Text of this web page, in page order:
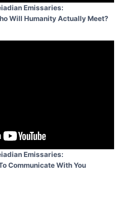
Emissaries:
Will Humanity Actually Meet?
Emissaries:
Communicate With You